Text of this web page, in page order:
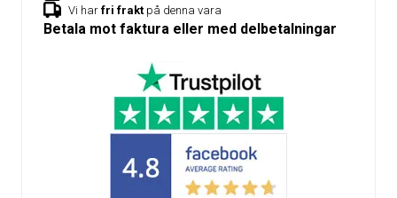
Vi har fri frakt på denna vara
Betala mot faktura eller med delbetalningar